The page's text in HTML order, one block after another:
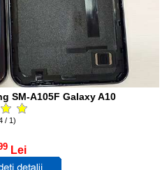
SM-A105F Galaxy A10
/ 1)
Lei